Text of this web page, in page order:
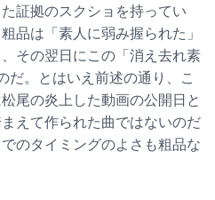
証拠のスクショを持ってい
品は「素人に弱み握られた」
その翌日にこの「消え去れ素
だ。とはいえ前述の通り、こ
尾の炎上した動画の公開日と
えて作られた曲ではないのだ
のタイミングのよさも粗品な